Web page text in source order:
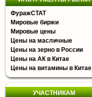
ФуражСТАТ
Мировые биржи
Мировые цены
Цены на масличные
Цены на зерно в России
Цены на АК в Китае
Цены на витамины в Китае
УЧАСТНИКАМ